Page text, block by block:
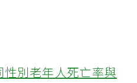
性別老年人死亡率與